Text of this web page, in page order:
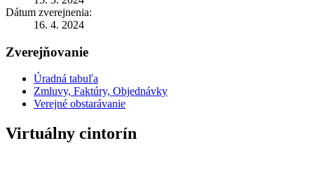
Dátum zverejnenia:
16. 4. 2024
Zverejňovanie
Úradná tabuľa
Zmluvy, Faktúry, Objednávky
Verejné obstarávanie
Virtuálny cintorín